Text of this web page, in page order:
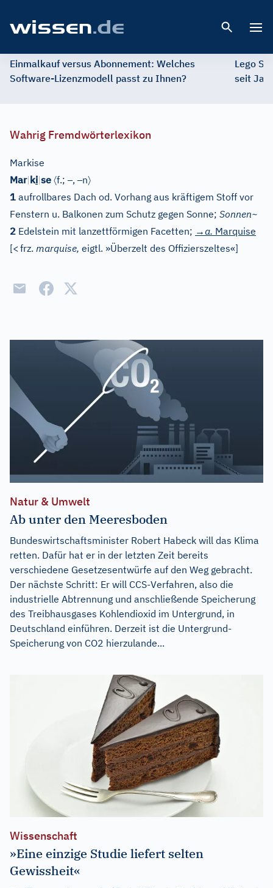
Einmalkauf versus Abonnement: Welches
Software-Lizenzmodell passt zu Ihnen?
Lego
seit
Wahrig Fremdwörterlexikon
Markise
Mar|ki|se 〈f.;–,–n〉
1 aufrollbares Dach od. Vorhang aus kräftigem Stoff vor
Fenstern u. Balkonen zum Schutz gegen Sonne; Sonnen~
2 Edelstein mit lanzettförmigen Facetten; →a. Marquise
[<frz. marquise, eigtl. »Überzelt des Offizierszeltes«]
Natur & Umwelt
Ab unter den Meeresboden
Bundeswirtschaftsminister Robert Habeck will das Klima
retten. Dafür hat er in der letzten Zeit bereits
verschiedene Gesetzesentwürfe auf den Weg gebracht.
Der nächste Schritt: Er will CCS-Verfahren, also die
industrielle Abtrennung und anschließende Speicherung
des Treibhausgases Kohlendioxid im Untergrund, in
Deutschland einführen. Derzeit ist die Untergrund-
Speicherung von CO2 hierzulande...
Wissenschaft
»Eine einzige Studie liefert selten
Gewissheit«